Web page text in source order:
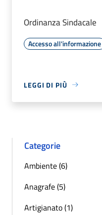
Ordinanza Sindacale
Accesso all'informazione
LEGGI DI PIÙ
Categorie
Ambiente (6)
Anagrafe (5)
Artigianato (1)